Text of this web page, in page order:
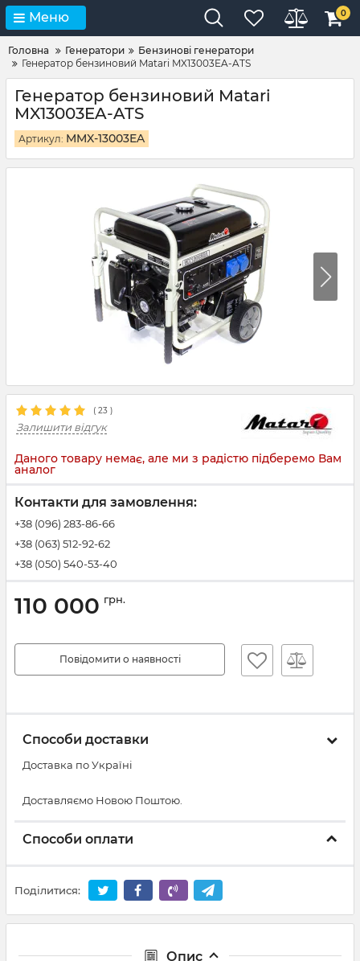
Меню 0
Головна Генератори
Бензинові генератори
Генератор бензиновий Matari MX13003EA-ATS
Генератор бензиновий Matari
MX13003EA-ATS
Артикул: MMX-13003EA
( 23 )
Залишити відгук
Даного товару немає, але ми з радістю підберемо Вам
аналог
Контакти для замовлення:
+38 (096) 283-86-66
+38 (063) 512-92-62
+38 (050) 540-53-40
110 000 грн.
Повідомити о наявності
Способи доставки
Доставка по Україні
Доставляємо Новою Поштою.
Способи оплати
Поділитися:
Опис